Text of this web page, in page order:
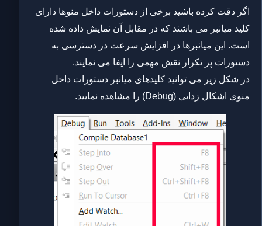
اگر دقت کرده باشید برخی از دستورات داخل منوها دارای
کلید میانبر می باشند که در مقابل آن نمایش داده شده
است. این میانبرها در افزایش سرعت در دسترسی به
دستورات پر تکرار نقش مهمی را ایفا می نمایند.
در شکل زیر می توانید کلیدهای میانبر دستورات داخل
منوی اشکال زدایی (Debug) را مشاهده نمایید.